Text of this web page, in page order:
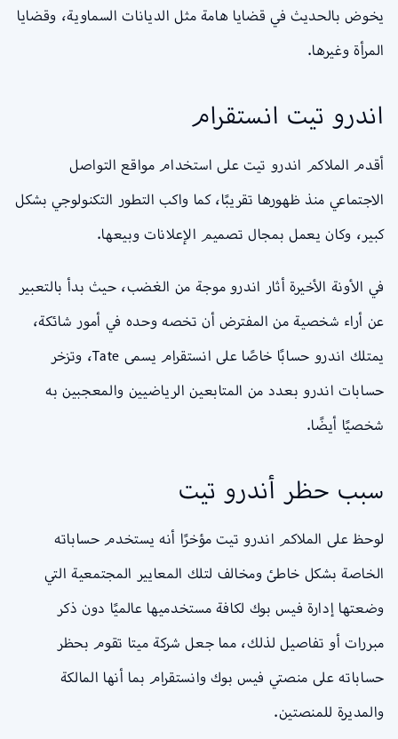
يخوض بالحديث في قضايا هامة مثل الديانات السماوية، وقضايا
المرأة وغيرها.
اندرو تيت انستقرام
أقدم الملاكم اندرو تيت على استخدام مواقع التواصل
الاجتماعي منذ ظهورها تقريبًا، كما واكب التطور التكنولوجي بشكل
كبير، وكان يعمل بمجال تصميم الإعلانات وبيعها.
في الأونة الأخيرة أثار اندرو موجة من الغضب، حيث بدأ بالتعبير
عن أراء شخصية من المفترض أن تخصه وحده في أمور شائكة،
يمتلك اندرو حسابًا خاصًا على انستقرام يسمى Tate، وتزخر
حسابات اندرو بعدد من المتابعين الرياضيين والمعجبين به
شخصيًا أيضًا.
سبب حظر أندرو تيت
لوحظ على الملاكم اندرو تيت مؤخرًا أنه يستخدم حساباته
الخاصة بشكل خاطئ ومخالف لتلك المعايير المجتمعية التي
وضعتها إدارة فيس بوك لكافة مستخدميها عالميًا دون ذكر
مبررات أو تفاصيل لذلك، مما جعل شركة ميتا تقوم بحظر
حساباته على منصتي فيس بوك وانستقرام بما أنها المالكة
والمديرة للمنصتين.